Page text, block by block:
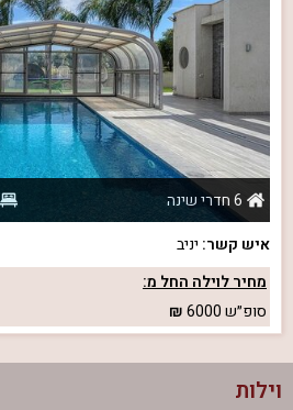
6 חדרי שינה
איש קשר: יניב
מחיר לוילה החל מ:
סופ״ש6000
וילות